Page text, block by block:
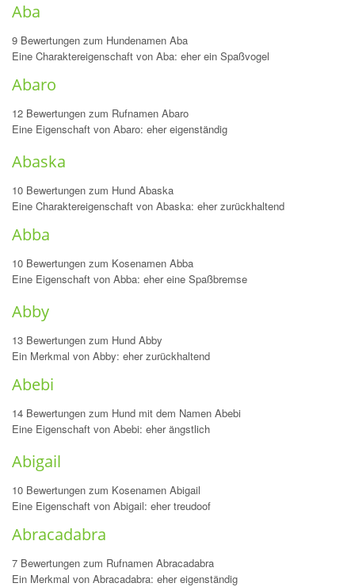
Aba
9 Bewertungen zum Hundenamen Aba
Eine Charaktereigenschaft von Aba: eher ein Spaßvogel
Abaro
12 Bewertungen zum Rufnamen Abaro
Eine Eigenschaft von Abaro: eher eigenständig
Abaska
10 Bewertungen zum Hund Abaska
Eine Charaktereigenschaft von Abaska: eher zurückhaltend
Abba
10 Bewertungen zum Kosenamen Abba
Eine Eigenschaft von Abba: eher eine Spaßbremse
Abby
13 Bewertungen zum Hund Abby
Ein Merkmal von Abby: eher zurückhaltend
Abebi
14 Bewertungen zum Hund mit dem Namen Abebi
Eine Eigenschaft von Abebi: eher ängstlich
Abigail
10 Bewertungen zum Kosenamen Abigail
Eine Eigenschaft von Abigail: eher treudoof
Abracadabra
7 Bewertungen zum Rufnamen Abracadabra
Ein Merkmal von Abracadabra: eher eigenständig